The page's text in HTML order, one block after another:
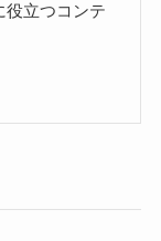
役立つコンテ